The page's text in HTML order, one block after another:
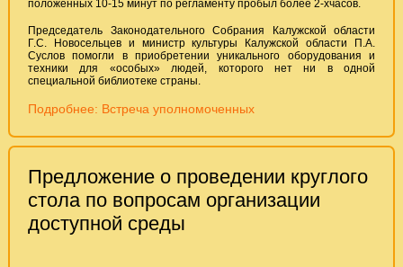
положенных 10-15 минут по регламенту пробыл более 2-хчасов.
Председатель Законодательного Собрания Калужской области
Г.С. Новосельцев и министр культуры Калужской области П.А.
Суслов помогли в приобретении уникального оборудования и
техники для «особых» людей, которого нет ни в одной
специальной библиотеке страны.
Подробнее: Встреча уполномоченных
Предложение о проведении круглого
стола по вопросам организации
доступной среды